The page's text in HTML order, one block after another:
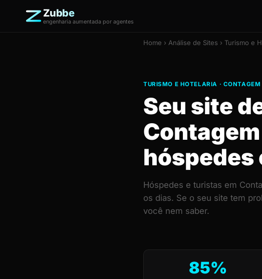
Zubbe
engenharia aumentada por agentes
Home › Análise de Sites › Turismo e
TURISMO E HOTELARIA · CONTAGEM
Seu site
hóspedes
Hóspedes e turistas em
os dias. Se o seu site tem
você nem saber.
85%